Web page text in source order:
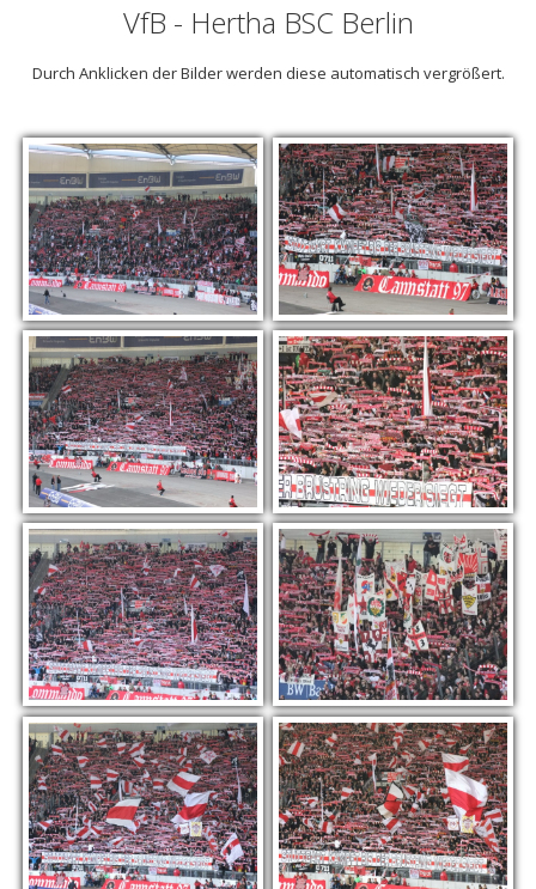
VfB - Hertha BSC Berlin
Durch Anklicken der Bilder werden diese automatisch vergrößert.